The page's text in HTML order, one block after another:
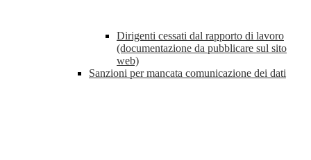
Dirigenti cessati dal rapporto di lavoro
(documentazione da pubblicare sul sito
web)
Sanzioni per mancata comunicazione dei dati